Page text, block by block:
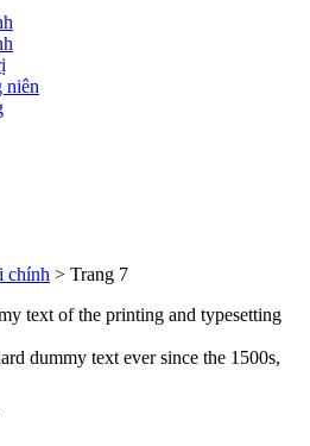
niên
chính > Trang 7
text of the printing and typesetting
dummy text ever since the 1500s,